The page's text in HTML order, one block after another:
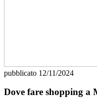
pubblicato 12/11/2024
Dove fare shopping a